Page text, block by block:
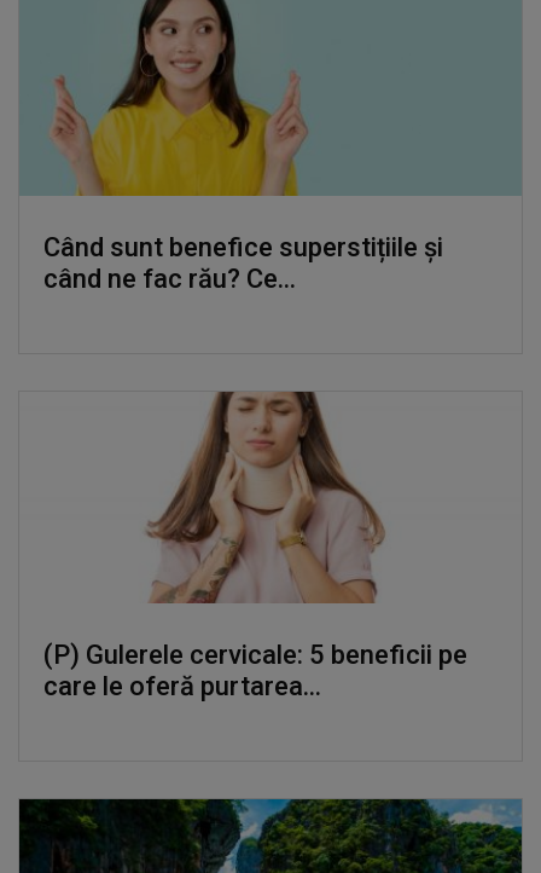
Când sunt benefice superstițiile și
când ne fac rău? Ce...
(P) Gulerele cervicale: 5 beneficii pe
care le oferă purtarea...